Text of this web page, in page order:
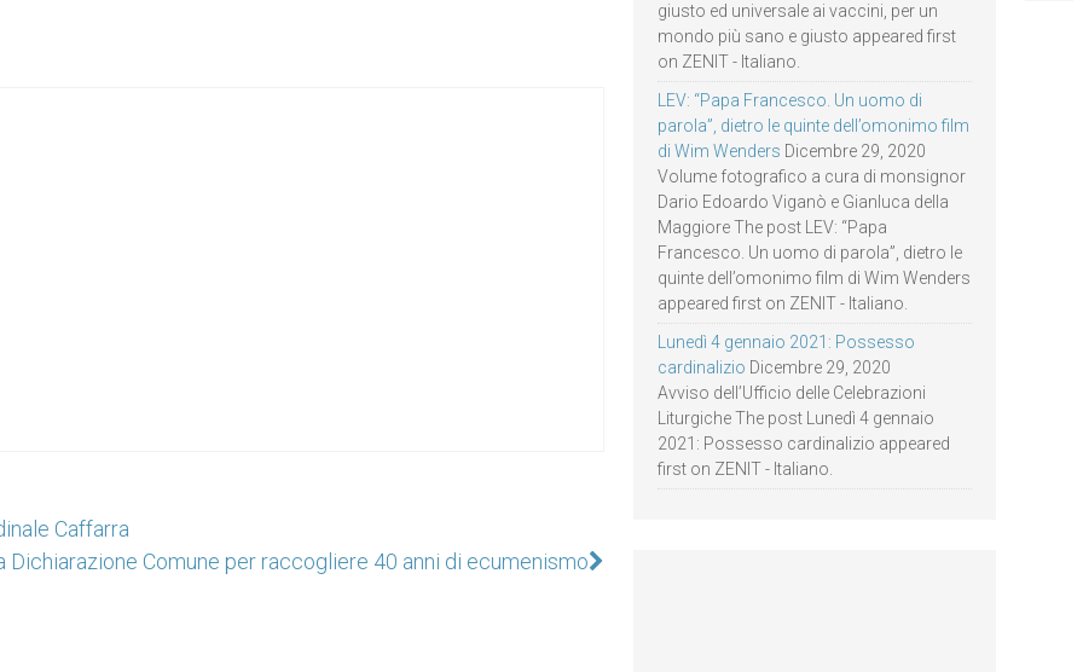
Caffarra
Dichiarazione Comune per raccogliere 40 anni di ecumenismo
giusto ed universale ai vaccini, per un
mondo più sano e giusto appeared first
on ZENIT - Italiano.
LEV: “Papa Francesco. Un uomo di
parola”, dietro le quinte dell’omonimo film
di Wim Wenders Dicembre 29, 2020
Volume fotografico a cura di monsignor
Dario Edoardo Viganò e Gianluca della
Maggiore The post LEV: “Papa
Francesco. Un uomo di parola”, dietro le
quinte dell’omonimo film di Wim Wenders
appeared first on ZENIT - Italiano.
Lunedì 4 gennaio 2021: Possesso
cardinalizio Dicembre 29, 2020
Avviso dell’Ufficio delle Celebrazioni
Liturgiche The post Lunedì 4 gennaio
2021: Possesso cardinalizio appeared
first on ZENIT - Italiano.